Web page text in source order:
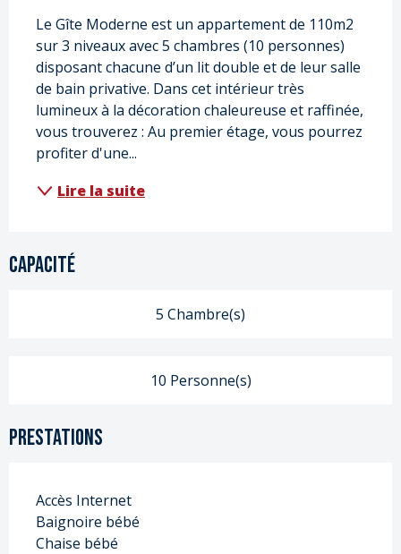
Le Gîte Moderne est un appartement de 110m2
sur 3 niveaux avec 5 chambres (10 personnes)
disposant chacune d’un lit double et de leur salle
de bain privative. Dans cet intérieur très
lumineux à la décoration chaleureuse et raffinée,
vous trouverez : Au premier étage, vous pourrez
profiter d'une...
Lire la suite
Capacité
5 Chambre(s)
10 Personne(s)
Prestations
Accès Internet
Baignoire bébé
Chaise bébé